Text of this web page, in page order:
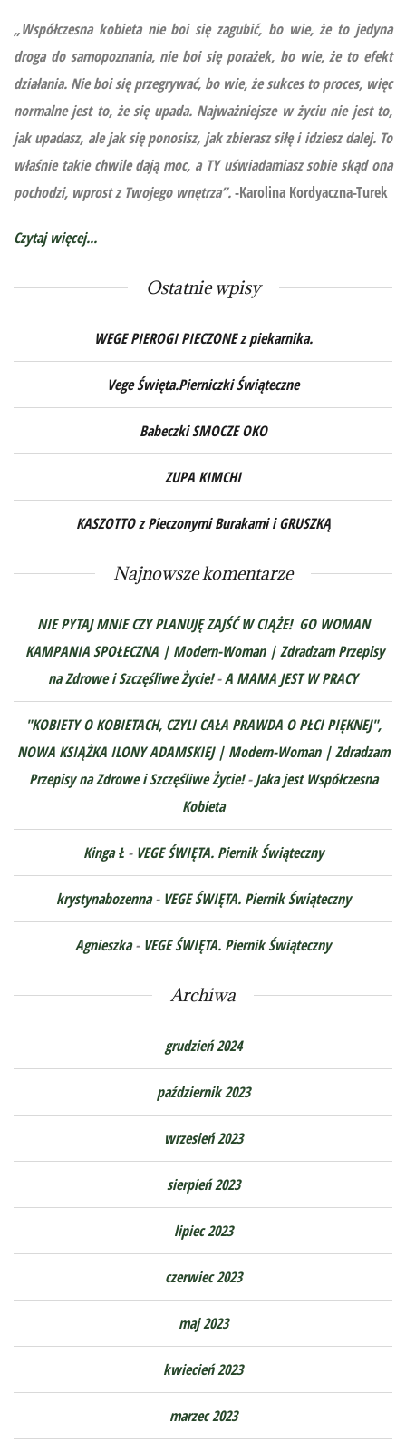
„Współczesna kobieta nie boi się zagubić, bo wie, że to jedyna
droga do samopoznania, nie boi się porażek, bo wie, że to efekt
działania. Nie boi się przegrywać, bo wie, że sukces to proces, więc
normalne jest to, że się upada. Najważniejsze w życiu nie jest to,
jak upadasz, ale jak się ponosisz, jak zbierasz siłę i idziesz dalej. To
właśnie takie chwile dają moc, a TY uświadamiasz sobie skąd ona
pochodzi, wprost z Twojego wnętrza”.-Karolina Kordyaczna-Turek
Czytaj więcej...
Ostatnie wpisy
WEGE PIEROGI PIECZONE z piekarnika.
Vege Święta.Pierniczki Świąteczne
Babeczki SMOCZE OKO
ZUPA KIMCHI
KASZOTTO z Pieczonymi Burakami i GRUSZKĄ
Najnowsze komentarze
NIE PYTAJ MNIE CZY PLANUJĘ ZAJŚĆ W CIĄŻE! GO WOMAN
KAMPANIA SPOŁECZNA | Modern-Woman | Zdradzam Przepisy
na Zdrowe i Szczęśliwe Życie!-A MAMA JEST W PRACY
"KOBIETY O KOBIETACH, CZYLI CAŁA PRAWDA O PŁCI PIĘKNEJ",
NOWA KSIĄŻKA ILONY ADAMSKIEJ | Modern-Woman | Zdradzam
Przepisy na Zdrowe i Szczęśliwe Życie!-Jaka jest Współczesna
Kobieta
Kinga Ł- VEGE ŚWIĘTA. Piernik Świąteczny
krystynabozenna- VEGE ŚWIĘTA. Piernik Świąteczny
Agnieszka- VEGE ŚWIĘTA. Piernik Świąteczny
Archiwa
grudzień 2024
październik 2023
wrzesień 2023
sierpień 2023
lipiec 2023
czerwiec 2023
maj 2023
kwiecień 2023
marzec 2023